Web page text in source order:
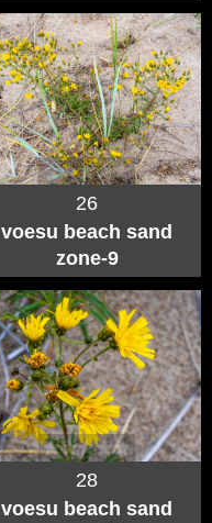
26
voesu beach sand
zone-9
28
voesu beach sand